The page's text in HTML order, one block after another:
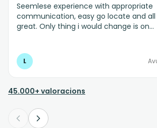
Seemlese experience with appropriate
communication, easy go locate and all
great. Only thing i would change is on
arrive one and a half hours before bag
drop opens so couldnt get past this
and very limited seating in that area so
was just standing abouy
L
45.000+ valoracions